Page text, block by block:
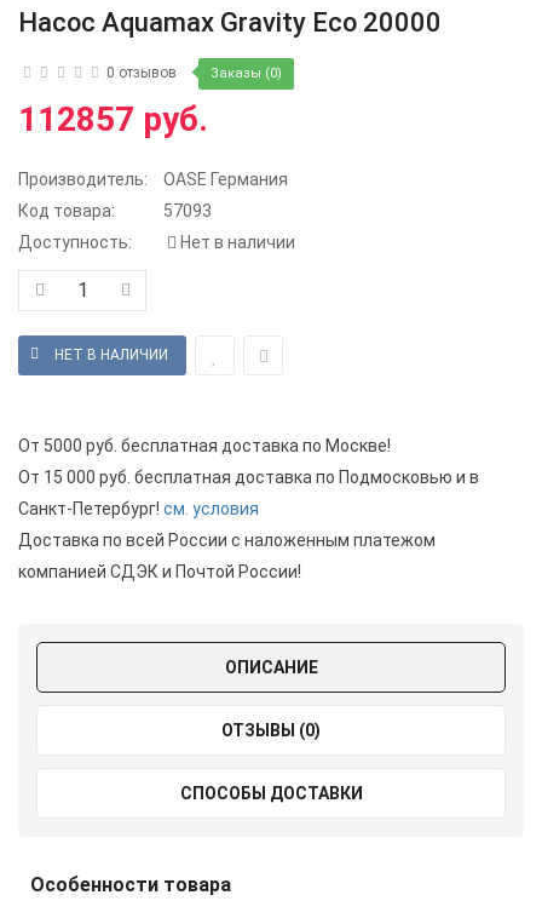
Насос Aquamax Gravity Eco 20000
0 отзывов Заказы (0)
112857 руб.
Производитель:
OASE Германия
Код товара:
57093
Доступность:
Нет в наличии
От 5000 руб. бесплатная доставка по Москве!
От 15 000 руб. бесплатная доставка по Подмосковью и в
Санкт-Петербург! см. условия
Доставка по всей России с наложенным платежом
компанией СДЭК и Почтой России!
ОПИСАНИЕ
ОТЗЫВЫ (0)
СПОСОБЫ ДОСТАВКИ
Особенности товара